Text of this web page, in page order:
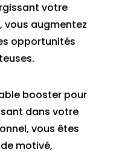
votre
vous augmentez
opportunités
booster pour
dans votre
vous êtes
motivé,